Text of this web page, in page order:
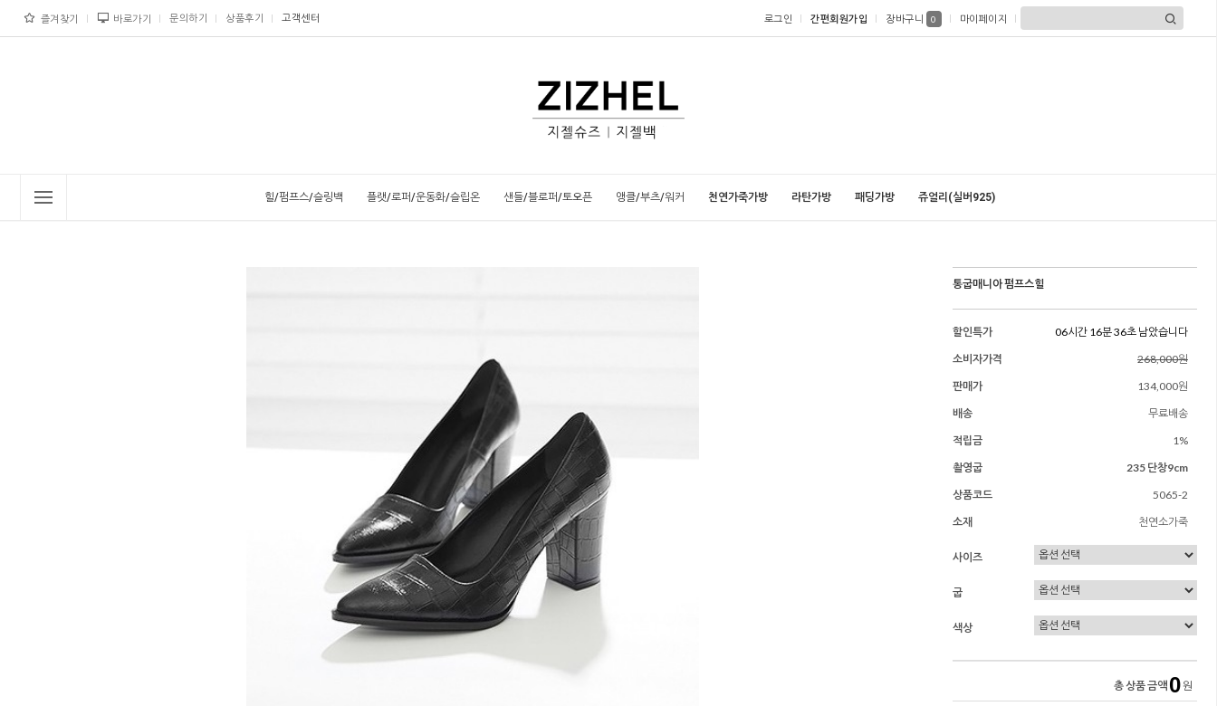
즐겨찾기 바로가기 문의하기 상품후기 고객센터 로그인 간편회원가입 장바구니 0 마이페이지
힐/펌프스/슬링백 플랫/로퍼/운동화/슬립온 샌들/블로퍼/토오픈 앵클/부츠/워커 천연가죽가방 라탄가방 패딩가방 쥬얼리(실버925)
통굽매니아 펌프스힐
할인특가
06시간 16분 34초 남았습니다
소비자가격
268,000원
판매가
134,000원
배송
무료배송
적립금
1%
촬영굽
235 단창9cm
상품코드
5065-2
소재
천연소가죽
사이즈
굽
색상
총 상품 금액 0 원